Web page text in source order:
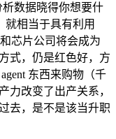
析数据晓得你想要什
就相当于具有利用
芯片公司将会成为
式，仍是红色好，方
东西来购物（千
力改变了出产关系，
去，是不是该当升职